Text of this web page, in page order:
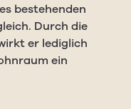
bestehenden
Durch die
er lediglich
ein